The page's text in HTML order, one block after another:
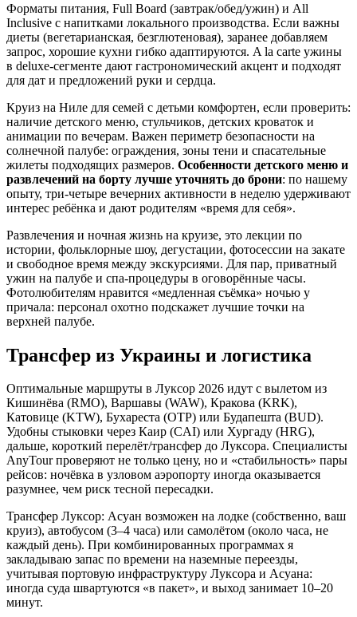
Форматы питания, Full Board (завтрак/обед/ужин) и All
Inclusive с напитками локального производства. Если важны
диеты (вегетарианская, безглютеновая), заранее добавляем
запрос, хорошие кухни гибко адаптируются. A la carte ужины
в deluxe‑сегменте дают гастрономический акцент и подходят
для дат и предложений руки и сердца.
Круиз на Ниле для семей с детьми комфортен, если проверить:
наличие детского меню, стульчиков, детских кроваток и
анимации по вечерам. Важен периметр безопасности на
солнечной палубе: ограждения, зоны тени и спасательные
жилеты подходящих размеров. Особенности детского меню и
развлечений на борту лучше уточнять до брони: по нашему
опыту, три‑четыре вечерних активности в неделю удерживают
интерес ребёнка и дают родителям «время для себя».
Развлечения и ночная жизнь на круизе, это лекции по
истории, фольклорные шоу, дегустации, фотосессии на закате
и свободное время между экскурсиями. Для пар, приватный
ужин на палубе и спа‑процедуры в оговорённые часы.
Фотолюбителям нравится «медленная съёмка» ночью у
причала: персонал охотно подскажет лучшие точки на
верхней палубе.
Трансфер из Украины и логистика
Оптимальные маршруты в Луксор 2026 идут с вылетом из
Кишинёва (RMO), Варшавы (WAW), Кракова (KRK),
Катовице (KTW), Бухареста (OTP) или Будапешта (BUD).
Удобны стыковки через Каир (CAI) или Хургаду (HRG),
дальше, короткий перелёт/трансфер до Луксора. Специалисты
AnyTour проверяют не только цену, но и «стабильность» пары
рейсов: ночёвка в узловом аэропорту иногда оказывается
разумнее, чем риск тесной пересадки.
Трансфер Луксор: Асуан возможен на лодке (собственно, ваш
круиз), автобусом (3–4 часа) или самолётом (около часа, не
каждый день). При комбинированных программах я
закладываю запас по времени на наземные переезды,
учитывая портовую инфраструктуру Луксора и Асуана:
иногда суда швартуются «в пакет», и выход занимает 10–20
минут.